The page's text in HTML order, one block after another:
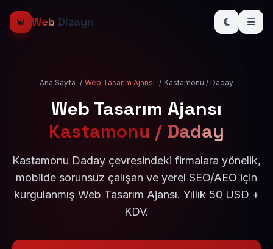
Web Dizayn
Ana Sayfa / Web Tasarım Ajansı / Kastamonu / Daday
Web Tasarım Ajansı
Kastamonu / Daday
Kastamonu Daday çevresindeki firmalara yönelik,
mobilde sorunsuz çalışan ve yerel SEO/AEO için
kurgulanmış Web Tasarım Ajansı. Yıllık 50 USD +
KDV.